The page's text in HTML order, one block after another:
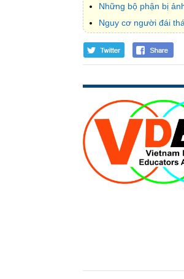
Những bộ phận bị
Nguy cơ người đái